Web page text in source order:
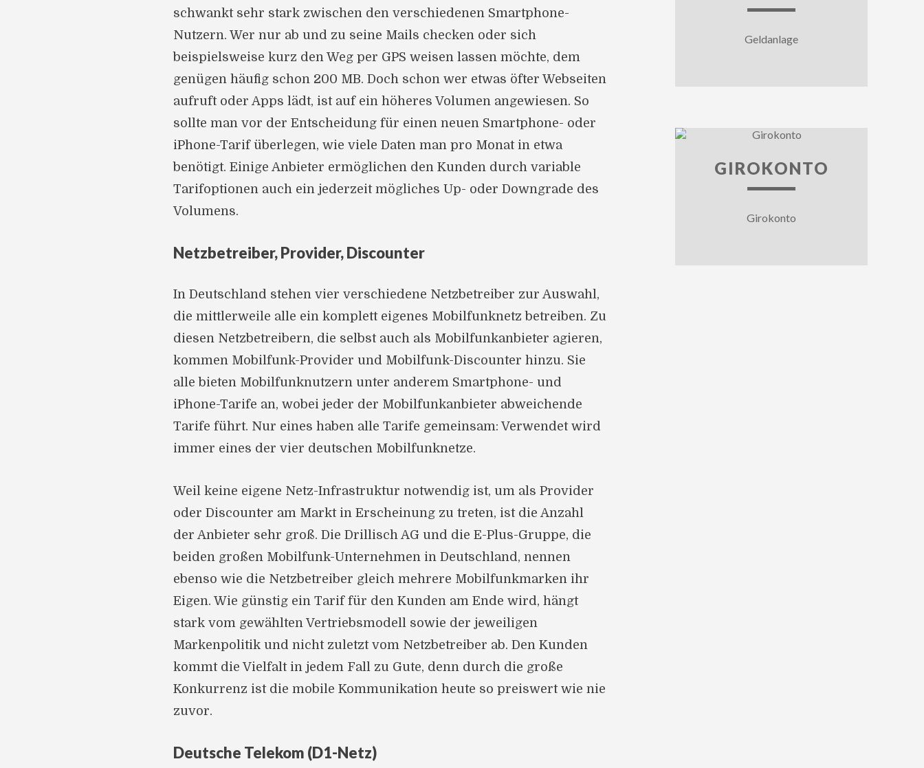
schwankt sehr stark zwischen den verschiedenen Smartphone-
Nutzern. Wer nur ab und zu seine Mails checken oder sich
beispielsweise kurz den Weg per GPS weisen lassen möchte, dem
genügen häufig schon 200 MB. Doch schon wer etwas öfter Webseiten
aufruft oder Apps lädt, ist auf ein höheres Volumen angewiesen. So
sollte man vor der Entscheidung für einen neuen Smartphone- oder
iPhone-Tarif überlegen, wie viele Daten man pro Monat in etwa
benötigt. Einige Anbieter ermöglichen den Kunden durch variable
Tarifoptionen auch ein jederzeit mögliches Up- oder Downgrade des
Volumens.
Netzbetreiber, Provider, Discounter
In Deutschland stehen vier verschiedene Netzbetreiber zur Auswahl,
die mittlerweile alle ein komplett eigenes Mobilfunknetz betreiben. Zu
diesen Netzbetreibern, die selbst auch als Mobilfunkanbieter agieren,
kommen Mobilfunk-Provider und Mobilfunk-Discounter hinzu. Sie
alle bieten Mobilfunknutzern unter anderem Smartphone- und
iPhone-Tarife an, wobei jeder der Mobilfunkanbieter abweichende
Tarife führt. Nur eines haben alle Tarife gemeinsam: Verwendet wird
immer eines der vier deutschen Mobilfunknetze.
Weil keine eigene Netz-Infrastruktur notwendig ist, um als Provider
oder Discounter am Markt in Erscheinung zu treten, ist die Anzahl
der Anbieter sehr groß. Die Drillisch AG und die E-Plus-Gruppe, die
beiden großen Mobilfunk-Unternehmen in Deutschland, nennen
ebenso wie die Netzbetreiber gleich mehrere Mobilfunkmarken ihr
Eigen. Wie günstig ein Tarif für den Kunden am Ende wird, hängt
stark vom gewählten Vertriebsmodell sowie der jeweiligen
Markenpolitik und nicht zuletzt vom Netzbetreiber ab. Den Kunden
kommt die Vielfalt in jedem Fall zu Gute, denn durch die große
Konkurrenz ist die mobile Kommunikation heute so preiswert wie nie
zuvor.
Deutsche Telekom (D1-Netz)
Geldanlage
GIROKONTO
Girokonto